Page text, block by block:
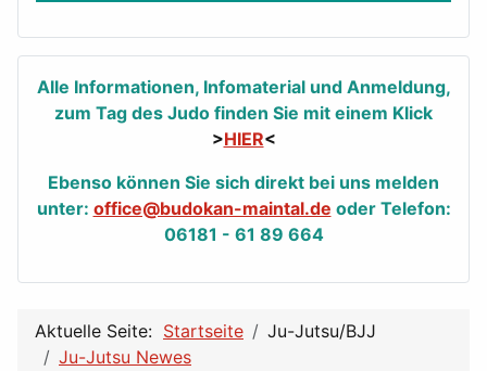
Alle Informationen, Infomaterial und Anmeldung,
zum Tag des Judo finden Sie mit einem Klick
>HIER<
Ebenso können Sie sich direkt bei uns melden
unter: office@budokan-maintal.de oder Telefon:
06181 - 61 89 664
Aktuelle Seite: Startseite
Ju-Jutsu/BJJ
Ju-Jutsu Newes